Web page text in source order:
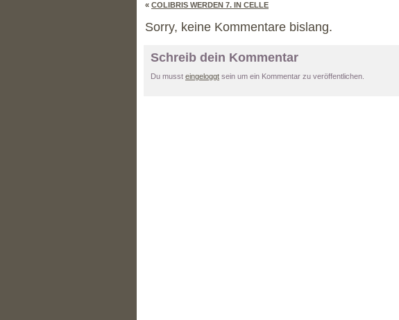
« COLIBRIS WERDEN 7. IN CELLE
Sorry, keine Kommentare bislang.
Schreib dein Kommentar
Du musst eingeloggt sein um ein Kommentar zu veröffentlichen.